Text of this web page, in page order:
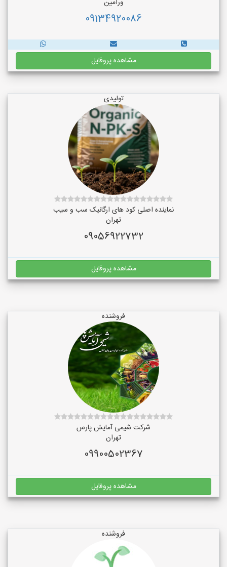
ورامین
09134920086
مشاهده پروفایل
تولیدی
نماینده اصلی کود های ارگانیک سب و سیب
تهران
09056922732
مشاهده پروفایل
فروشنده
شرکت شیمی آمایش پارس
تهران
09900502367
مشاهده پروفایل
فروشنده